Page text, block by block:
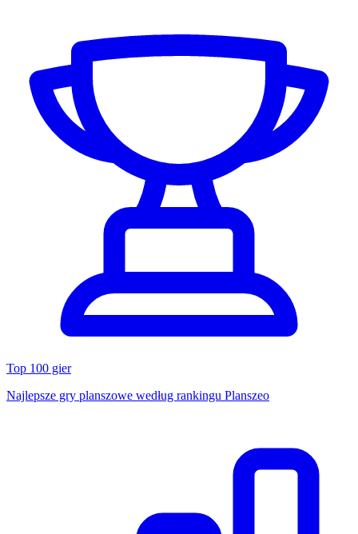
Top 100 gier
Najlepsze gry planszowe według rankingu Planszeo